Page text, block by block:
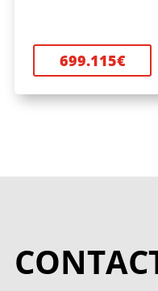
699.115€